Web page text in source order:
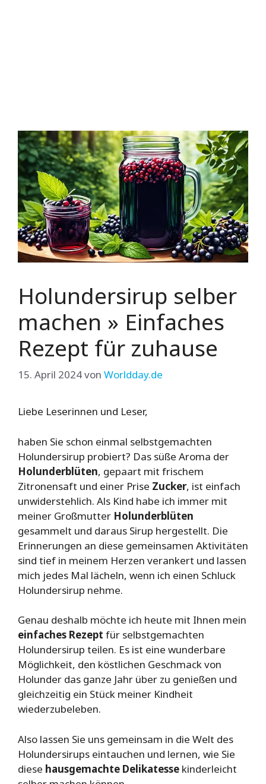
Holundersirup selber
machen » Einfaches
Rezept für zuhause
15. April 2024von Worldday.de
Liebe Leserinnen und Leser,
haben Sie schon einmal selbstgemachten
Holundersirup probiert? Das süße Aroma der
Holunderblüten, gepaart mit frischem
Zitronensaft und einer Prise Zucker, ist einfach
unwiderstehlich. Als Kind habe ich immer mit
meiner Großmutter Holunderblüten
gesammelt und daraus Sirup hergestellt. Die
Erinnerungen an diese gemeinsamen Aktivitäten
sind tief in meinem Herzen verankert und lassen
mich jedes Mal lächeln, wenn ich einen Schluck
Holundersirup nehme.
Genau deshalb möchte ich heute mit Ihnen mein
einfaches Rezept für selbstgemachten
Holundersirup teilen. Es ist eine wunderbare
Möglichkeit, den köstlichen Geschmack von
Holunder das ganze Jahr über zu genießen und
gleichzeitig ein Stück meiner Kindheit
wiederzubeleben.
Also lassen Sie uns gemeinsam in die Welt des
Holundersirups eintauchen und lernen, wie Sie
diese hausgemachte Delikatesse kinderleicht